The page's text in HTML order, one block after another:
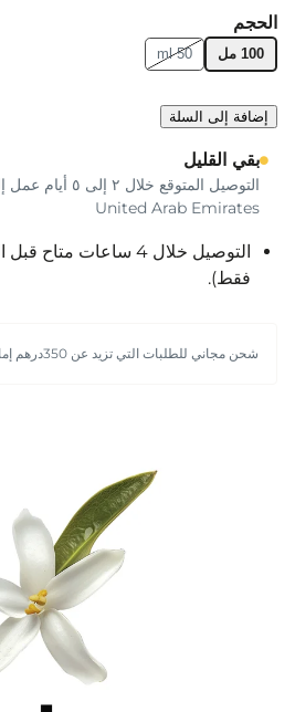
الحجم
100 مل 50 ml
إضافة إلى السلة
بقي القليل
التوصيل المتوقع خلال ٢ إلى ٥
United Arab Emirates
فقط).
شحن مجاني للطلبات التي تزيد عن 350درهم إماراتي